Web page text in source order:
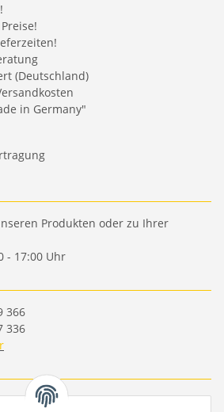
(Deutschland)
in Germany"
Produkten oder zu Ihrer
- 17:00 Uhr
366
336